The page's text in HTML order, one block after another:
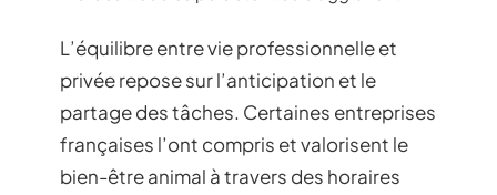
L’équilibre entre vie professionnelle et
privée repose sur l’anticipation et le
partage des tâches. Certaines entreprises
françaises l’ont compris et valorisent le
bien-être animal à travers des horaires